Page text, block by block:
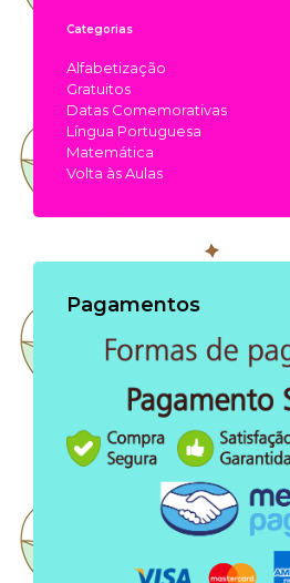
Categorias
Alfabetização
Gratuitos
Datas Comemorativas
Língua Portuguesa
Matemática
Volta às Aulas
Pagamentos